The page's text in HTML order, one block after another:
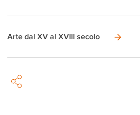
Arte dal XV al XVIII secolo